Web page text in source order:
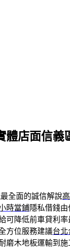
體店面信義
全面的誠信解說
時當鋪隱私借錢
可降低前車貸利率
方位服務建議台北
磨木地板運輸到